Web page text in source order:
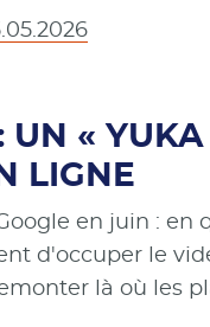
UN «
LIGNE
en juin :
d'occuper le
là où les